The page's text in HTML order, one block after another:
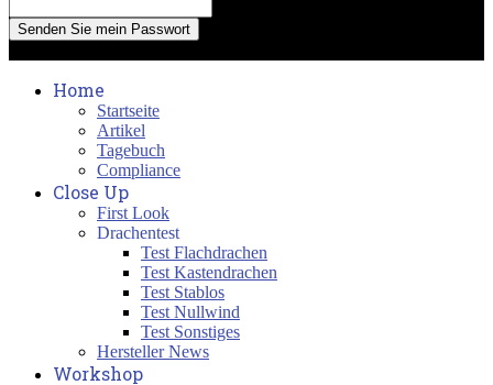
Home
Startseite
Artikel
Tagebuch
Compliance
Close Up
First Look
Drachentest
Test Flachdrachen
Test Kastendrachen
Test Stablos
Test Nullwind
Test Sonstiges
Hersteller News
Workshop